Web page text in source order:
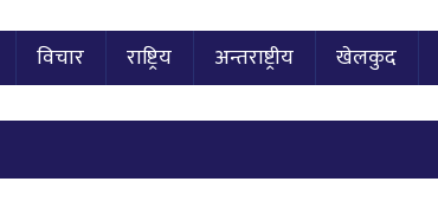
विचार राष्ट्रिय अन्तराष्ट्रीय खेलकुद